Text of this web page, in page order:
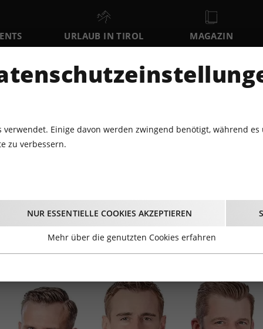
URLAUB IN TIROL MAGAZIN
SO MO DI
Klang mit „Die
10.07.2024 - Beginn 18:30 Uhr
verwendet. Einige davon werden zwingend benötigt, während
zu verbessern.
NUR ESSENTIELLE COOKIES AKZEPTIEREN
Mehr über die genutzten Cookies erfahren